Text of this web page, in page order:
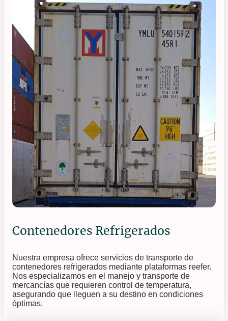
Contenedores Refrigerados
Nuestra empresa ofrece servicios de transporte de
contenedores refrigerados mediante plataformas reefer.
Nos especializamos en el manejo y transporte de
mercancías que requieren control de temperatura,
asegurando que lleguen a su destino en condiciones
óptimas.